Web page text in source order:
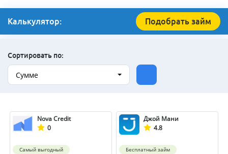
Калькулятор: Подобрать займ
Сортировать по:
Сумме
Nova Credit
0
Самый выгодный
Джой Мани
4.8
Бесплатный займ